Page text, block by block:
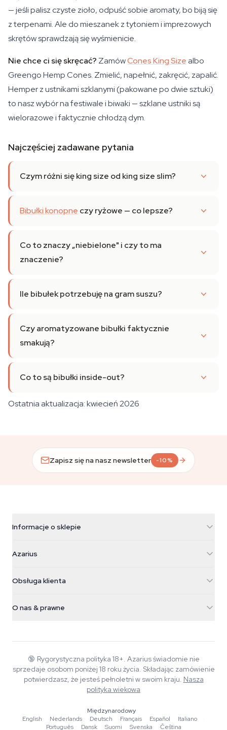
— jeśli palisz czyste zioło, odpuść sobie aromaty, bo biją się
z terpenami. Ale do mieszanek z tytoniem i imprezowych
skrętów sprawdzają się wyśmienicie.
Nie chce ci się skręcać? ZamówCones King Sizealbo
Greengo Hemp Cones. Zmielić, napełnić, zakręcić, zapalić.
Hemper z ustnikami szklanymi (pakowane po dwie sztuki)
to nasz wybór na festiwale i biwaki — szklane ustniki są
wielorazowe i faktycznie chłodzą dym.
Najczęściej zadawane pytania
Czym różni się king size od king size slim?
Bibułki konopne czy ryżowe — co lepsze?
Co to znaczy „niebielone" i czy to ma
znaczenie?
Ile bibułek potrzebuję na gram suszu?
Czy aromatyzowane bibułki faktycznie
smakują?
Co to są bibułki inside-out?
Ostatnia aktualizacja: kwiecień 2026
Zapisz się na nasz newsletter -10%
Informacje o sklepie
Galvaniweg 11
Nederland
+31(0)204897914
Azarius
Magiczne grzyby
Smokeshop
Obsługa klienta
Polityka zwrotów
Polityka prywatności
O nas & prawne
Wiki
Muzyka
Narzędzia i kalkulatory
🔞 Rygorystyczna polityka 18+. Azarius świadomie nie
sprzedaje osobom poniżej 18 roku życia. Składając zamówienie
potwierdzasz, że jesteś pełnoletni w swoim kraju. Nasza
polityka wiekowa
Międzynarodowy
English
·Nederlands ·Deutsch ·Français ·Español ·Italiano
·
Português
·Dansk ·Suomi ·Svenska ·Čeština